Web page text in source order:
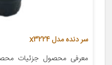
سر دنده مدل x3224